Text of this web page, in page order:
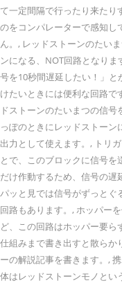
て一定間隔で行ったり来たり
のをコンパレーターで感知し
ん。, レッドストーンのたい
ンになる、NOT回路となり
号を10秒間遅延したい！」
けたいときには便利な回路で
ドストーンのたいまつの信
っぽのときにレッドストー
出力として使えます。, トリ
とで、このブロックに信号
だけ作動するため、信号の遅
パッと見では信号がずっとぐ
回路もあります。, ホッパー
ど、この回路はホッパー要ら
仕組みまで書き出すと散らか
ーの解説記事を書きます。,
体はレッドストーンモノとい